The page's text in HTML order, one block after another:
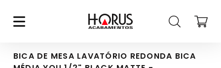
BICA DE MESA LAVATÓRIO REDONDA BICA